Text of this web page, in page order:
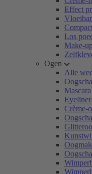
Effect
Los
Make-
Ogen
Alle
Mascara
Eyeliner
Crème-